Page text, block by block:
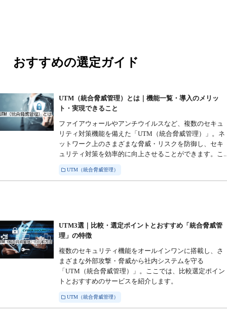
おすすめの選定ガイド
UTM（統合脅威管理）とは｜機能一覧・導入のメリッ
ト・実現できること
ファイアウォールやアンチウイルスなど、複数のセキュ
リティ対策機能を備えた「UTM（統合脅威管理）」。ネ
ットワーク上のさまざまな脅威・リスクを防御し、セキ
ュリティ対策を効率的に向上させることができます。こ
UTM（統合脅威管理）
UTM3選｜比較・選定ポイントとおすすめ「統合脅威管
理」の特徴
複数のセキュリティ機能をオールインワンに搭載し、さ
まざまな外部攻撃・脅威から社内システムを守る
「UTM（統合脅威管理）」。ここでは、比較選定ポイン
トとおすすめのサービスを紹介します。
UTM（統合脅威管理）